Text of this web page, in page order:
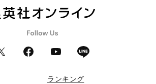
ランキング